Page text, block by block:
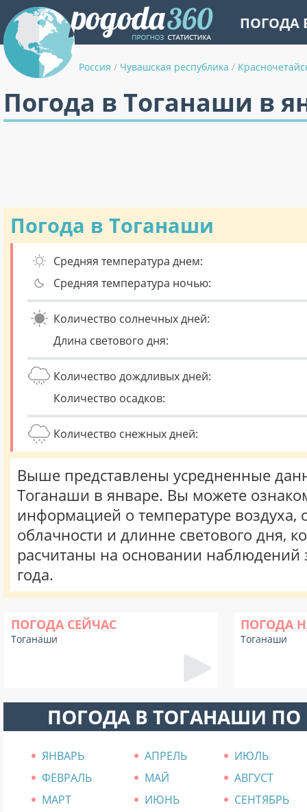
ПОГОДА
Россия / Чувашская республика /
Погода в Тоганаши в
Погода в Тоганаши
Средняя температура днем:
Средняя температура ночью:
Количество солнечных дней:
Длина светового дня:
Количество дождливых дней:
Количество осадков:
Количество снежных дней:
Выше представлены усредненные
Тоганаши в январе. Вы можете
информацией о температуре воздуха,
облачности и длинне светового дня,
расчитаны на основании наблюдений
года.
ПОГОДА СЕЙЧАС
Тоганаши
ПОГОДА
Тоганаши
ПОГОДА В ТОГАНАШИ
ЯНВАРЬ АПРЕЛЬ
ИЮЛЬ
ФЕВРАЛЬ
МАЙ
АВГУСТ
МАРТ
ИЮНЬ СЕНТЯБРЬ